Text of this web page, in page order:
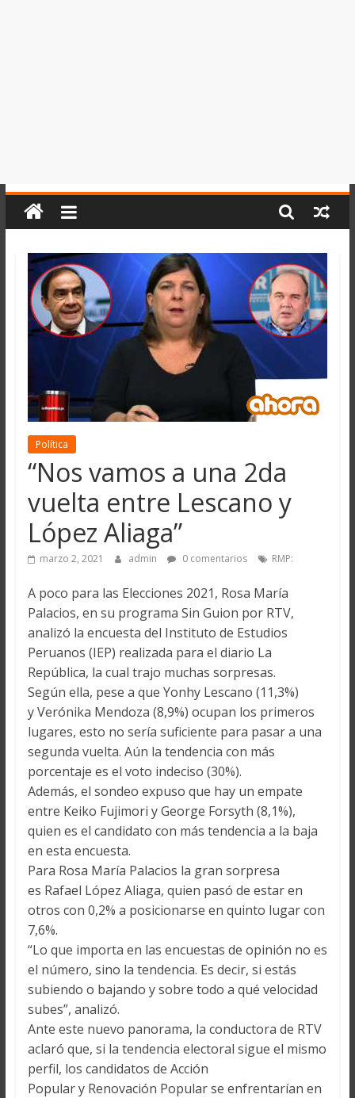
Política
“Nos vamos a una 2da
vuelta entre Lescano y
López Aliaga”
marzo 2, 2021 admin 0 comentarios RMP:
A poco para las Elecciones 2021, Rosa María
Palacios, en su programa Sin Guion por RTV,
analizó la encuesta del Instituto de Estudios
Peruanos (IEP) realizada para el diario La
República, la cual trajo muchas sorpresas.
Según ella, pese a que Yonhy Lescano (11,3%)
y Verónika Mendoza (8,9%) ocupan los primeros
lugares, esto no sería suficiente para pasar a una
segunda vuelta. Aún la tendencia con más
porcentaje es el voto indeciso (30%).
Además, el sondeo expuso que hay un empate
entre Keiko Fujimori y George Forsyth (8,1%),
quien es el candidato con más tendencia a la baja
en esta encuesta.
Para Rosa María Palacios la gran sorpresa
es Rafael López Aliaga, quien pasó de estar en
otros con 0,2% a posicionarse en quinto lugar con
7,6%.
“Lo que importa en las encuestas de opinión no es
el número, sino la tendencia. Es decir, si estás
subiendo o bajando y sobre todo a qué velocidad
subes”, analizó.
Ante este nuevo panorama, la conductora de RTV
aclaró que, si la tendencia electoral sigue el mismo
perfil, los candidatos de Acción
Popular y Renovación Popular se enfrentarían en